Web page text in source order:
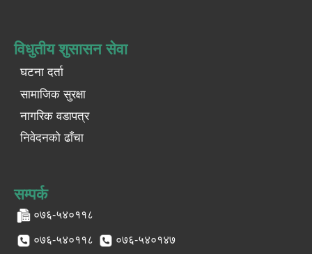
विधुतीय शुसासन सेवा
घटना दर्ता
सामाजिक सुरक्षा
नागरिक वडापत्र
निवेदनको ढाँचा
सम्पर्क
०७६-५४०११८
०७६-५४०११८ ०७६-५४०१४७